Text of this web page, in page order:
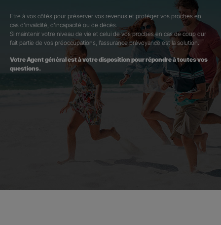
Etre à vos côtés pour préserver vos revenus et protéger vos proches en
cas d’invalidité, d’incapacité ou de décès.
Si maintenir votre niveau de vie et celui de vos proches en cas de coup dur
fait partie de vos préoccupations, l’assurance prévoyance est la solution.
Votre Agent général est à votre disposition pour répondre à toutes vos
questions.